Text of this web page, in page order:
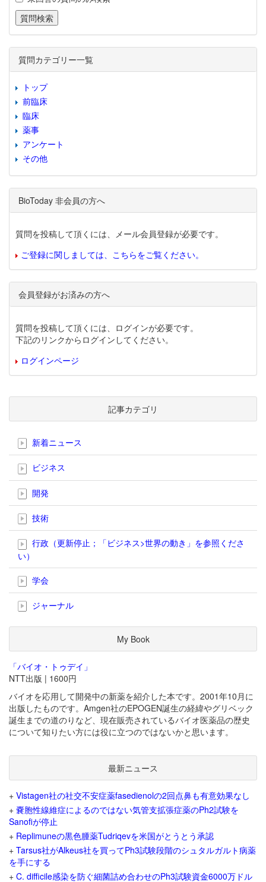
質問カテゴリー一覧
トップ
前臨床
臨床
薬事
アンケート
その他
BioToday 非会員の方へ
質問を投稿して頂くには、メール会員登録が必要です。
ご登録に関しましては、こちらをご覧ください。
会員登録がお済みの方へ
質問を投稿して頂くには、ログインが必要です。
下記のリンクからログインしてください。
ログインページ
記事カテゴリ
新着ニュース
ビジネス
開発
技術
行政（更新停止；「ビジネス>世界の動き」を参照くださ
い）
学会
ジャーナル
My Book
「バイオ・トゥデイ」
NTT出版 | 1600円
バイオを応用して開発中の新薬を紹介した本です。2001年10月に
出版したものです。Amgen社のEPOGEN誕生の経緯やグリベック
誕生までの道のりなど、現在販売されているバイオ医薬品の歴史
について知りたい方には役に立つのではないかと思います。
最新ニュース
+ Vistagen社の社交不安症薬fasedienolの2回点鼻も有意効果なし
+ 嚢胞性線維症によるのではない気管支拡張症薬のPh2試験を
Sanofiが停止
+ Replimuneの黒色腫薬Tudriqevを米国がとうとう承認
+ Tarsus社がAlkeus社を買ってPh3試験段階のシュタルガルト病薬
を手にする
+ C. difficile感染を防ぐ細菌詰め合わせのPh3試験資金6000万ドル